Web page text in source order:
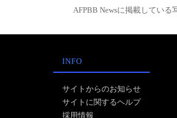
AFPBB Newsに掲載してい
INFO
サイトからのお知らせ
サイトに関するヘルプ
採用情報